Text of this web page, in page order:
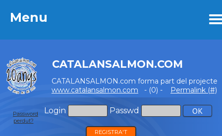
Menu
CATALANSALMON.COM
CATALANSALMON.com forma part del projecte
www.catalansalmon.com - (0) - Permalink (#)
Login Passwd
Password
perdut?
REGISTRA'T
Menu